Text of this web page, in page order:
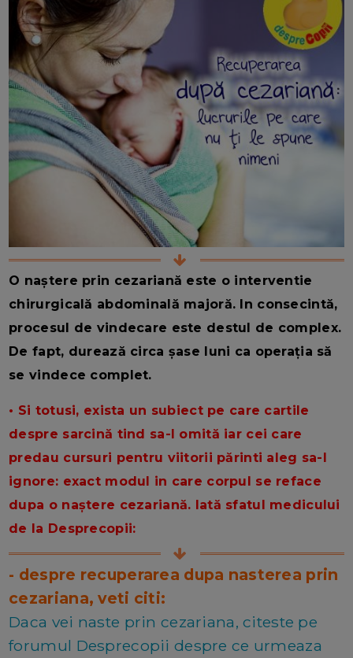
O naștere prin cezariană este o interventie
chirurgicală abdominală majoră. In consecintă,
procesul de vindecare este destul de complex.
De fapt, durează circa șase luni ca operația să
se vindece complet.
• Si totusi, exista un subiect pe care cartile
despre sarcină tind sa-l omită iar cei care
predau cursuri pentru viitorii părinti aleg sa-l
ignore: exact modul in care corpul se reface
dupa o naștere cezariană. Iată sfatul medicului
de la Desprecopii:
- despre recuperarea dupa nasterea prin
cezariana, veti citi:
Daca vei naste prin cezariana, citeste pe
forumul Desprecopii despre ce urmeaza